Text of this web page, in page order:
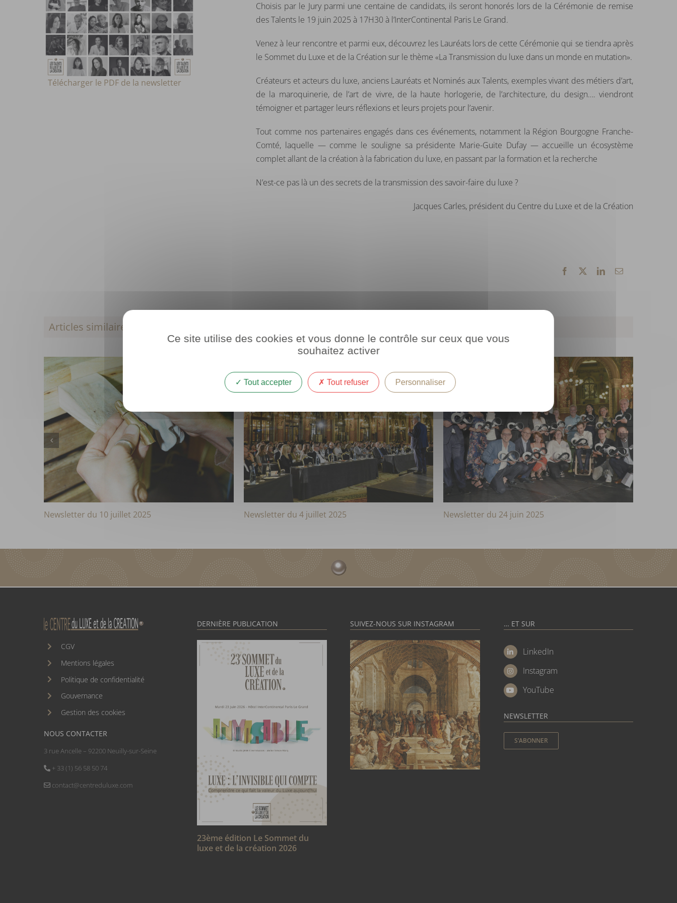
Télécharger le PDF de la newsletter
Choisis par le Jury parmi une centaine de candidats, ils seront honorés lors de la Cérémonie de remise
des Talents le 19 juin 2025 à 17H30 à l’InterContinental Paris Le Grand.
Venez à leur rencontre et parmi eux, découvrez les Lauréats lors de cette Cérémonie qui se tiendra après
le Sommet du Luxe et de la Création sur le thème «La Transmission du luxe dans un monde en mutation».
Créateurs et acteurs du luxe, anciens Lauréats et Nominés aux Talents, exemples vivant des métiers d’art,
de la maroquinerie, de l’art de vivre, de la haute horlogerie, de l’architecture, du design…. viendront
témoigner et partager leurs réflexions et leurs projets pour l’avenir.
Tout comme nos partenaires engagés dans ces événements, notamment la Région Bourgogne Franche-
Comté, laquelle — comme le souligne sa présidente Marie-Guite Dufay — accueille un écosystème
complet allant de la création à la fabrication du luxe, en passant par la formation et la recherche
N’est-ce pas là un des secrets de la transmission des savoir-faire du luxe ?
Jacques Carles, président du Centre du Luxe et de la Création
Facebook LinkedInEmail
Articles similaires
Newsletter du 10 juillet 2025 Newsletter du 4 juillet 2025 Newsletter du 24 juin 2025
CGV
Mentions légales
Politique de confidentialité
Gouvernance
Gestion des cookies
NOUS CONTACTER
3 rue Ancelle – 92200 Neuilly-sur-Seine
+ 33 (1) 56 58 50 74
contact@centreduluxe.com
DERNIÈRE PUBLICATION
23ème édition Le Sommet du
luxe et de la création 2026
SUIVEZ-NOUS SUR INSTAGRAM … ET SUR
LinkedIn
Instagram
YouTube
NEWSLETTER
S’ABONNER
Ce site utilise des cookies et vous donne le contrôle sur ceux que vous
souhaitez activer
Tout accepter Tout refuser Personnaliser